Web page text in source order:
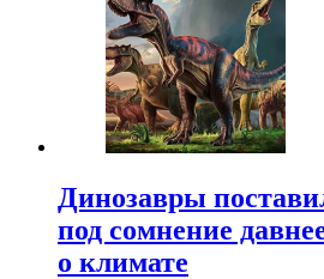
Динозавры
под сомнение
о климате